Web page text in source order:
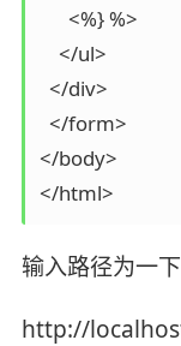
      <%} %>
    </ul>
  </div>
  </form>
</body>
输入路径为一
http://